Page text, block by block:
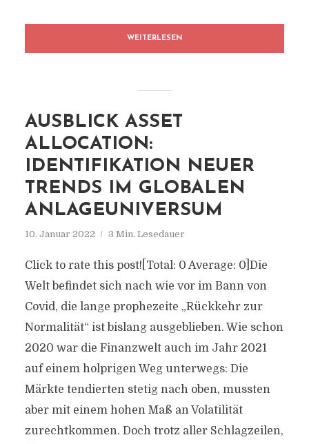
WEITERLESEN
AUSBLICK ASSET
ALLOCATION:
IDENTIFIKATION NEUER
TRENDS IM GLOBALEN
ANLAGEUNIVERSUM
10. Januar 2022 3 Min. Lesedauer
Click to rate this post![Total: 0 Average: 0]Die
Welt befindet sich nach wie vor im Bann von
Covid, die lange prophezeite „Rückkehr zur
Normalität“ ist bislang ausgeblieben. Wie schon
2020 war die Finanzwelt auch im Jahr 2021
auf einem holprigen Weg unterwegs: Die
Märkte tendierten stetig nach oben, mussten
aber mit einem hohen Maß an Volatilität
zurechtkommen. Doch trotz aller Schlagzeilen,